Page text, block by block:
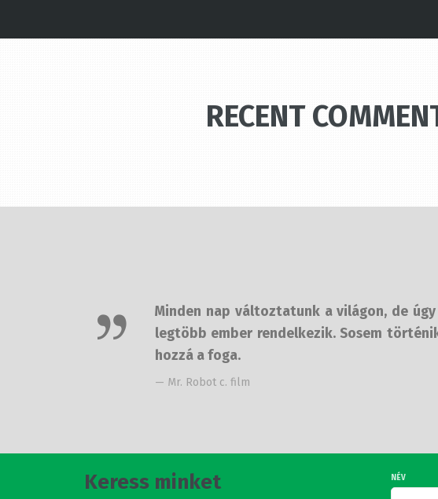
RECENT
Minden nap változtatunk a világon, de
legtöbb ember rendelkezik. Sosem
hozzá a foga.
— Mr. Robot c. film
Keress minket NÉV